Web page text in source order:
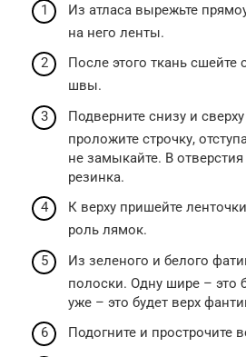
Из атласа вырежьте
на него ленты.
После этого ткань сшейте
швы.
Подверните снизу и
проложите строчку,
не замыкайте. В
резинка.
К верху пришейте
роль лямок.
Из зеленого и белого
полоски. Одну шире – это
уже – это будет верх
Подогните и прострочите